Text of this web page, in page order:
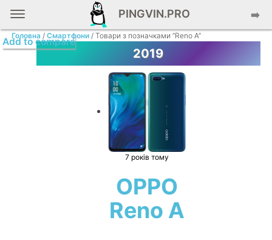
PINGVIN.PRO ➡️
Головна /Смартфони / Товари з позначками “Reno A”
2019
7 років тому
OPPO
Reno A
Add to compare